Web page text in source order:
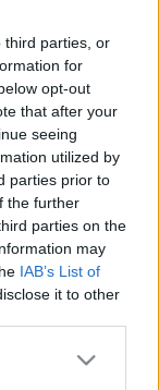
third parties, or
for
opt-out
that after your
seeing
utilized by
parties prior to
the further
parties on the
may
IAB’s List of
it to other
more Google